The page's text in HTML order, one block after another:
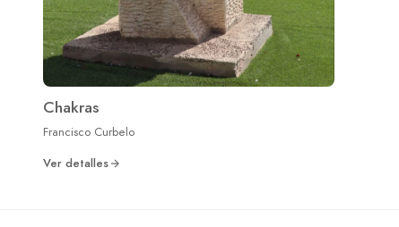
Chakras
Francisco Curbelo
Ver detalles